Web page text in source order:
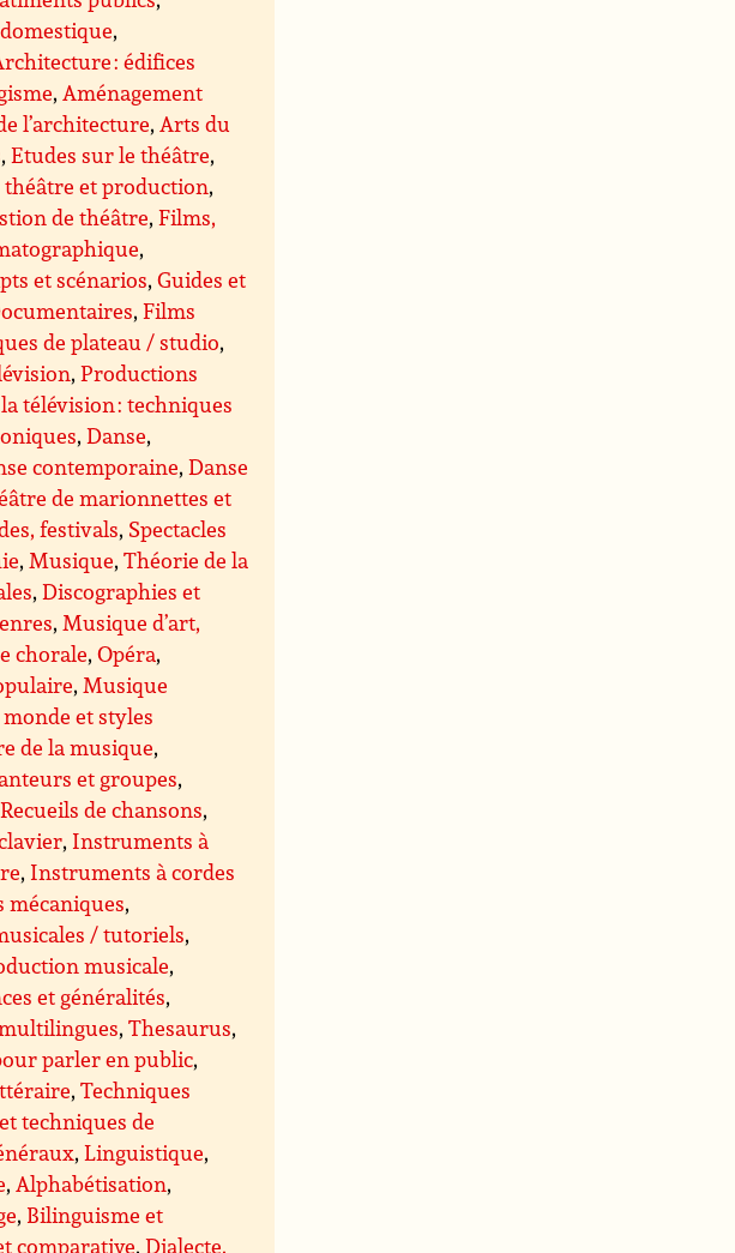
,
: édifices
,Aménagement
l’architecture,Arts du
,Etudes sur le théâtre,
et production,
de théâtre,Films,
,
et scénarios,Guides et
,Films
de plateau / studio,
,Productions
télévision : techniques
,Danse,
contemporaine,Danse
de marionnettes et
festivals, Spectacles
,Musique,Théorie de la
,Discographies et
,Musique d’art,
chorale,Opéra,
,Musique
et styles
de la musique,
et groupes,
Recueils de chansons,
, Instruments à
, Instruments à cordes
,
/ tutoriels,
musicale,
et généralités,
,Thesaurus,
parler en public,
,Techniques
techniques de
,Linguistique,
,Alphabétisation,
, Bilinguisme et
comparative,Dialecte,